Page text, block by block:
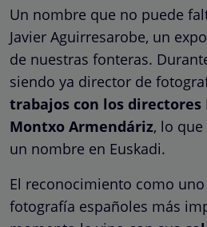
Un nombre que no puede
Javier Aguirresarobe, un
de nuestras fonteras.
siendo ya director de
trabajos con los directores
Montxo Armendáriz, lo
un nombre en Euskadi.
El reconocimiento como
fotografía españoles más